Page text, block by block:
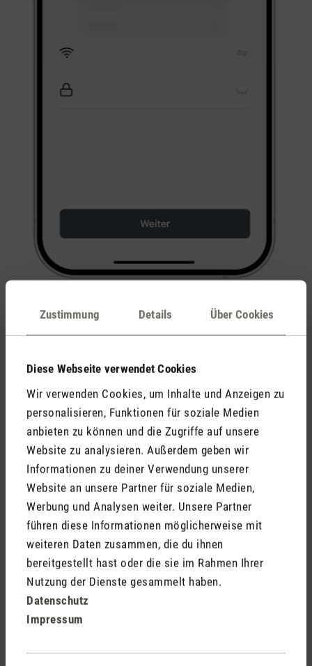
Zustimmung Details Über Cookies
Diese Webseite verwendet Cookies
Wir verwenden Cookies, um Inhalte und Anzeigen zu
personalisieren, Funktionen für soziale Medien
anbieten zu können und die Zugriffe auf unsere
Website zu analysieren. Außerdem geben wir
Informationen zu deiner Verwendung unserer
Website an unsere Partner für soziale Medien,
Werbung und Analysen weiter. Unsere Partner
führen diese Informationen möglicherweise mit
weiteren Daten zusammen, die du ihnen
bereitgestellt hast oder die sie im Rahmen Ihrer
Nutzung der Dienste gesammelt haben.
Datenschutz
Impressum
Wähle im Anschluss ein 2,4-GHz-WLAN-Netzwerk aus
und gebe das dazugehörende Passwort ein. Das
Verbinden ist ausschliesslich mit einem 2,4-GHz-